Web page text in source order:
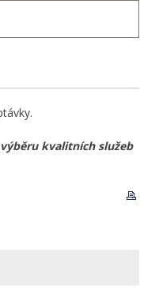
kvalitních služeb